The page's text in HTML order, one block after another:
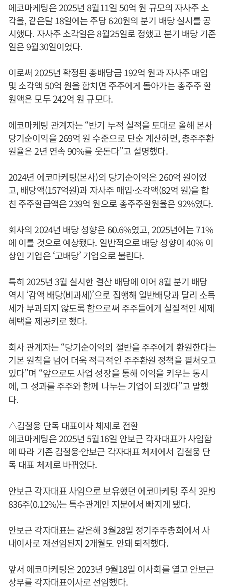
에코마케팅은 2025년 8월11일 50억 원 규모의 자사주 소
각을, 같은달 18일에는 주당 620원의 분기 배당 실시를 공
시했다. 자사주 소각일은 8월25일로 정했고 분기 배당 기준
일은 9월30일이었다.
이로써 2025년 확정된 총배당금 192억 원과 자사주 매입
및 소각액 50억 원을 합치면 주주에게 돌아가는 총주주 환
원액은 모두 242억 원 규모다.
에코마케팅 관계자는 “반기 누적 실적을 토대로 올해 본사
당기순이익을 269억 원 수준으로 단순 계산하면, 총주주환
원율은 2년 연속 90%를 웃돈다”고 설명했다.
2024년 에코마케팅(본사)의 당기순이익은 260억 원이었
고, 배당액(157억원)과 자사주 매입·소각액(82억 원)을 합
친 주주환급액은 239억 원으로 총주주환원율은 92%였다.
회사의 2024년 배당 성향은 60.6%였고, 2025년에는 71%
에 이를 것으로 예상됐다. 일반적으로 배당 성향이 40% 이
상인 기업은 ‘고배당’ 기업으로 불린다.
특히 2025년 3월 실시한 결산 배당에 이어 8월 분기 배당
역시 ‘감액 배당(비과세)’으로 집행해 일반배당과 달리 소득
세가 부과되지 않도록 함으로써 주주들에게 실질적인 세제
혜택을 제공키로 했다.
회사 관계자는 “당기순이익의 절반을 주주에게 환원한다는
기본 원칙을 넘어 더욱 적극적인 주주환원 정책을 펼쳐오고
있다”며 “앞으로도 사업 성장을 통해 이익을 키우는 동시
에, 그 성과를 주주와 함께 나누는 기업이 되겠다”고 말했
다.
△김철웅 단독 대표이사 체제로 전환
에코마케팅은 2025년 5월16일 안보근 각자대표가 사임함
에 따라 기존김철웅·안보근 각자대표 체제에서 김철웅단
독 대표 체제로 바뀌었다.
안보근 각자대표 사임으로 보유했던 에코마케팅 주식 3만9
836주(0.12%)는 특수관계인 지분에서 빠지게 됐다.
안보근 각자대표는 같은해 3월28일 정기주주총회에서 사
내이사로 재선임된지 2개월도 안돼 퇴직했다.
앞서 에코마케팅은 2023년 9월18일 이사회를 열고 안보근
상무를 각자대표이사로 선임했다.